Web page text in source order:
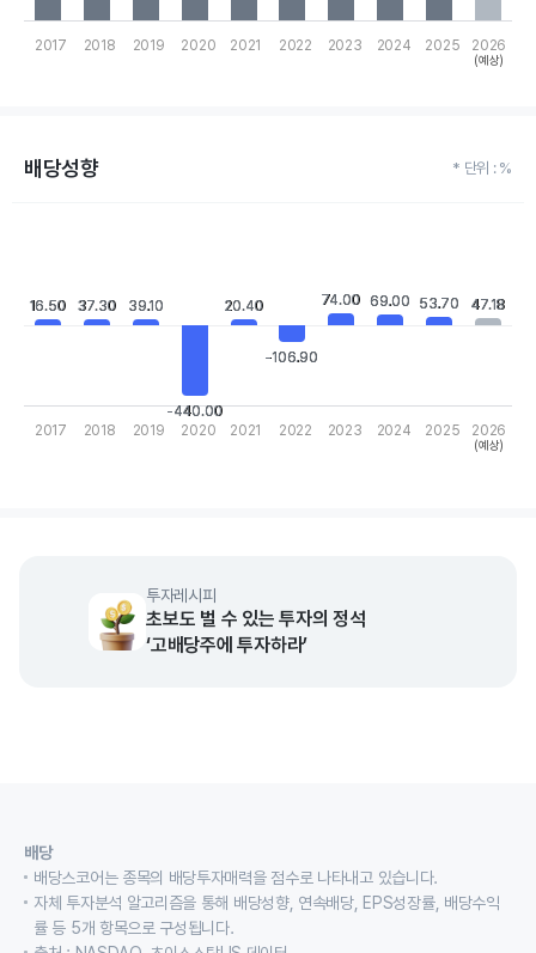
2017 2018 2019 2020 2021 2022 2023 2024 2025 2026
(예상)
배당성향 * 단위 : %
The chart has 1 X axis displaying categories.
The chart has 1 Y axis displaying values. Data ranges from -
16.50
16.50 37.30
37.30 39.10
39.10
-440.00
-440.00
20.40
20.40
-106.90
-106.90
74.00
74.00 69.00
69.00 53.70
53.70 47.18
47.18
2017 2018 2019 2020 2021 2022 2023 2024 2025 2026
(예상)
투자레시피
초보도 벌 수 있는 투자의 정석
‘고배당주에 투자하라’
배당
배당스코어는 종목의 배당투자매력을 점수로 나타내고 있습니다.
자체 투자분석 알고리즘을 통해 배당성향, 연속배당, EPS성장률, 배당수익
률 등 5개 항목으로 구성됩니다.